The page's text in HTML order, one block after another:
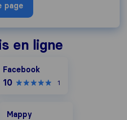
page
en ligne
Facebook
10 1
Mappy